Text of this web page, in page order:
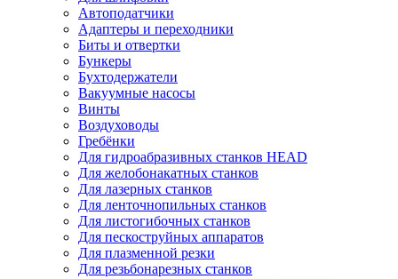
Автоподатчики
Адаптеры и переходники
Биты и отвертки
Бункеры
Бухтодержатели
Вакуумные насосы
Винты
Воздуховоды
Гребёнки
Для гидроабразивных станков HEAD
Для желобонакатных станков
Для лазерных станков
Для ленточнопильных станков
Для листогибочных станков
Для пескоструйных аппаратов
Для плазменной резки
Для резьбонарезных станков